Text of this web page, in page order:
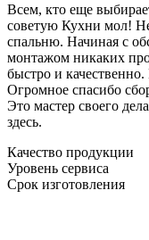
Всем, кто еще
советую Кухни мол!
спальню. Начиная с
монтажом никаких
быстро и
Огромное спасибо
Это мастер своего
здесь.
Качество продукции
Уровень сервиса
Срок изготовления